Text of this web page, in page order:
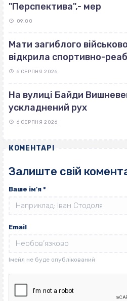
"Перспектива",- мер
09:00
Мати загиблого
відкрила спортивно-
6 СЕРПНЯ 2026
На вулиці Байди
ускладнений рух
6 СЕРПНЯ 2026
КОМЕНТАРІ
Залиште свій
Ваше ім'я *
Email